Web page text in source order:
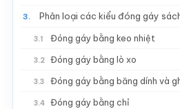
3. Phân loại các kiểu đóng gáy
3.1 Đóng gáy bằng keo nhiệt
3.2 Đóng gáy bằng lò xo
3.3 Đóng gáy bằng băng dính và
3.4 Đóng gáy bằng chỉ